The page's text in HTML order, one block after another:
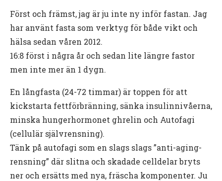
Först och främst, jag är ju inte ny inför fastan. Jag
har använt fasta som verktyg för både vikt och
hälsa sedan våren 2012.
16:8 först i några år och sedan lite längre fastor
men inte mer än 1 dygn.
En långfasta (24-72 timmar) är toppen för att
kickstarta fettförbränning, sänka insulinnivåerna,
minska hungerhormonet ghrelin och Autofagi
(cellulär självrensning).
Tänk på autofagi som en slags slags ”anti-aging-
rensning” där slitna och skadade celldelar bryts
ner och ersätts med nya, fräscha komponenter. Ju